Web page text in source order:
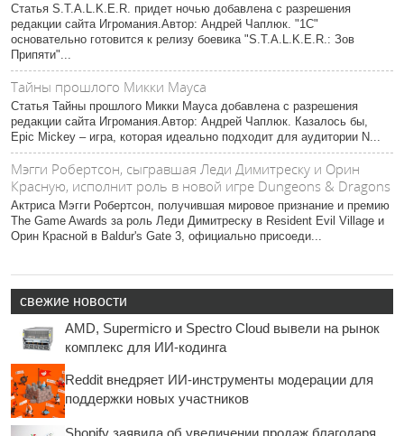
Статья S.T.A.L.K.E.R. придет ночью добавлена с разрешения
редакции сайта Игромания.Автор: Андрей Чаплюк. "1С"
основательно готовится к релизу боевика "S.T.A.L.K.E.R.: Зов
Припяти"...
Тайны прошлого Микки Мауса
Статья Тайны прошлого Микки Мауса добавлена с разрешения
редакции сайта Игромания.Автор: Андрей Чаплюк. Казалось бы,
Epic Mickey – игра, которая идеально подходит для аудитории N...
Мэгги Робертсон, сыгравшая Леди Димитреску и Орин
Красную, исполнит роль в новой игре Dungeons & Dragons
Актриса Мэгги Робертсон, получившая мировое признание и премию
The Game Awards за роль Леди Димитреску в Resident Evil Village и
Орин Красной в Baldur's Gate 3, официально присоеди...
свежие новости
AMD, Supermicro и Spectro Cloud вывели на рынок
комплекс для ИИ-кодинга
Reddit внедряет ИИ-инструменты модерации для
поддержки новых участников
Shopify заявила об увеличении продаж благодаря